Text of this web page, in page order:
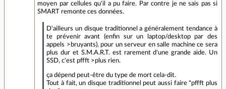
moyen par cellules qu'il a pu faire. Par contre je ne sais pas si
SMART remonte ces données.
D'ailleurs un disque traditionnel a généralement tendance à
te prévenir avant (enfin sur un laptop/desktop par des
appels >bruyants), pour un serveur en salle machine ce sera
plus dur et S.M.A.R.T. est rarement d'une grande aide. Un
SSD, c'est pffft >plus rien.
ça dépend peut-être du type de mort cela-dit.
Tout à fait, un disque traditionnel peut aussi faire "pffft plus